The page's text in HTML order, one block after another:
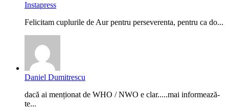
Instapress
Felicitam cuplurile de Aur pentru perseverenta, pentru ca do...
Daniel Dumitrescu
dacă ai menționat de WHO / NWO e clar.....mai informează-
te...